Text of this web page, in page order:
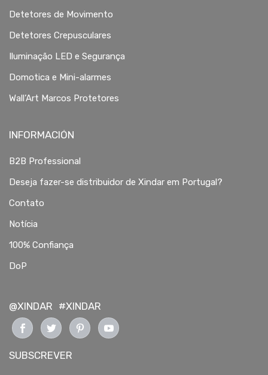
Detetores de Movimento
Detetores Crepusculares
Iluminação LED e Segurança
Domotica e Mini-alarmes
Wall’Art Marcos Protetores
INFORMACIÓN
B2B Professional
Deseja fazer-se distribuidor de Xindar em Portugal?
Contato
Notícia
100% Confiança
DoP
@XINDAR #XINDAR
SUBSCREVER